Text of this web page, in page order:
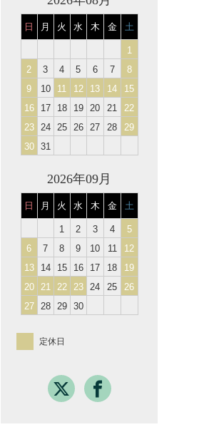
日 月 火 水 木 金 土
1
2
3 4 5 6 7
8
9
10 11 12 13 14
15
16
17 18 19 20 21
22
23
24 25 26 27 28
29
30
31
2026年09月
日 月 火 水 木 金 土
1 2 3 4
5
6
7 8 9 10 11
12
13
14 15 16 17 18
19
20
21 22 23 24 25
26
27
28 29 30
定休日